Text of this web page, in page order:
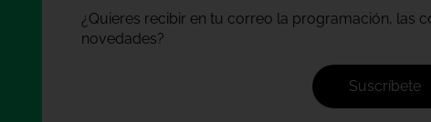
¿Quieres recibir en tu correo la programación, las
novedades?
Suscríbete